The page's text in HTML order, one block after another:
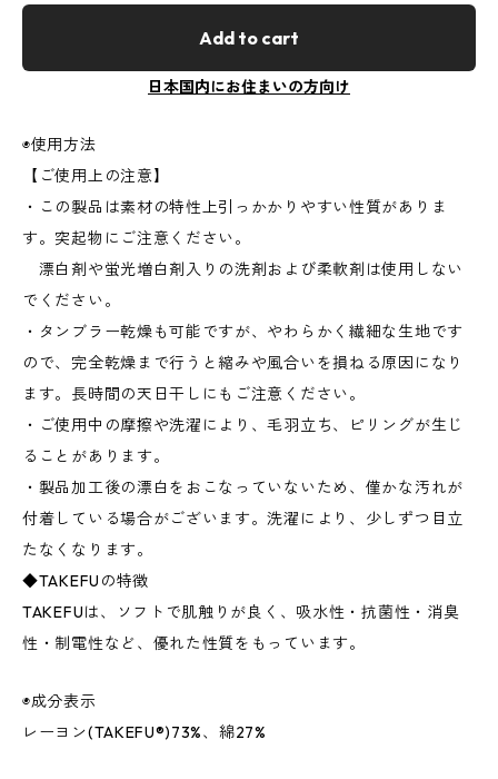
Add to cart
日本国内にお住まいの方向け
◉使用方法
【ご使用上の注意】
・この製品は素材の特性上引っかかりやすい性質がありま
す。突起物にご注意ください。
漂白剤や蛍光増白剤入りの洗剤および柔軟剤は使用しない
でください。
・タンブラー乾燥も可能ですが、やわらかく繊細な生地です
ので、完全乾燥まで行うと縮みや風合いを損ねる原因になり
ます。長時間の天日干しにもご注意ください。
・ご使用中の摩擦や洗濯により、毛羽立ち、ピリングが生じ
ることがあります。
・製品加工後の漂白をおこなっていないため、僅かな汚れが
付着している場合がございます。洗濯により、少しずつ目立
たなくなります。
◆TAKEFUの特徴
TAKEFUは、ソフトで肌触りが良く、吸水性・抗菌性・消臭
性・制電性など、優れた性質をもっています。
◉成分表示
レーヨン(TAKEFU®)73%、綿27%